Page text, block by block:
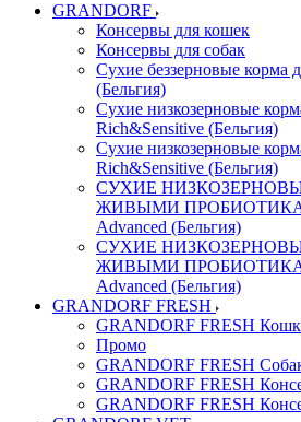
GRANDORF
Консервы для кошек
Консервы для собак
Сухие беззерновые корма
(Бельгия)
Сухие низкозерновые
Rich&Sensitive (Бельгия)
Сухие низкозерновые
Rich&Sensitive (Бельгия)
СУХИЕ
ЖИВЫМИ
Advanced (Бельгия)
СУХИЕ
ЖИВЫМИ
Advanced (Бельгия)
GRANDORF FRESH
GRANDORF FRESH
Промо
GRANDORF FRESH
GRANDORF FRESH
GRANDORF FRESH